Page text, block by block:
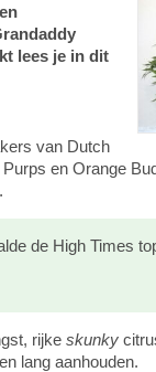
lees je in dit
van Dutch
en Orange
de High Times
rijke skunky
lang aanhouden.